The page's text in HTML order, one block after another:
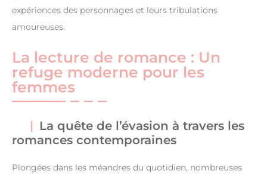
expériences des personnages et leurs tribulations
amoureuses.
La lecture de romance : Un
refuge moderne pour les
femmes
La quête de l’évasion à travers les
romances contemporaines
Plongées dans les méandres du quotidien, nombreuses